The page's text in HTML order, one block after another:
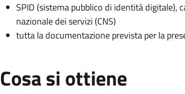
SPID (sistema pubblico di identità digitale),
nazionale dei servizi (CNS)
tutta la documentazione prevista per la
Cosa si ottiene